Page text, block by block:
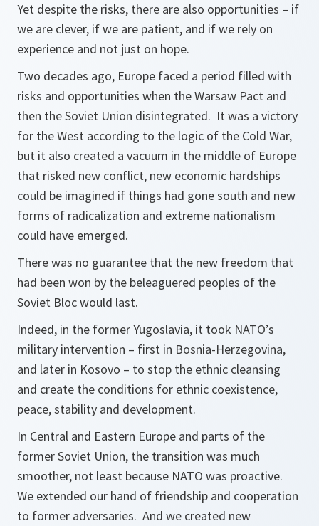
Yet despite the risks, there are also opportunities – if
we are clever, if we are patient, and if we rely on
experience and not just on hope.
Two decades ago, Europe faced a period filled with
risks and opportunities when the Warsaw Pact and
then the Soviet Union disintegrated. It was a victory
for the West according to the logic of the Cold War,
but it also created a vacuum in the middle of Europe
that risked new conflict, new economic hardships
could be imagined if things had gone south and new
forms of radicalization and extreme nationalism
could have emerged.
There was no guarantee that the new freedom that
had been won by the beleaguered peoples of the
Soviet Bloc would last.
Indeed, in the former Yugoslavia, it took NATO’s
military intervention – first in Bosnia-Herzegovina,
and later in Kosovo – to stop the ethnic cleansing
and create the conditions for ethnic coexistence,
peace, stability and development.
In Central and Eastern Europe and parts of the
former Soviet Union, the transition was much
smoother, not least because NATO was proactive.
We extended our hand of friendship and cooperation
to former adversaries. And we created new